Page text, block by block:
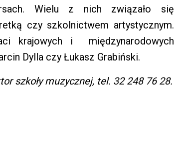
Wielu z nich związało się
czy szkolnictwem artystycznym.
krajowych i międzynarodowych
Dylla czy Łukasz Grabiński.
szkoły muzycznej, tel. 32 248 76 28.